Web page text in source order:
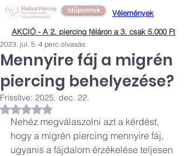
AKCIÓ - A 2. piercing féláron a 3. csak 5.000 Ft
Időpontok Vélemények
Mennyire fáj a migrén
piercing behelyezése?
2023. júl. 5. 4 perc olvasás
Frissítve: 2025. dec. 22.
NaN csillagot kapott az 5-ből.
Nehéz megválaszolni azt a kérdést,
hogy a migrén piercing mennyire fáj,
ugyanis a fájdalom érzékelése teljesen